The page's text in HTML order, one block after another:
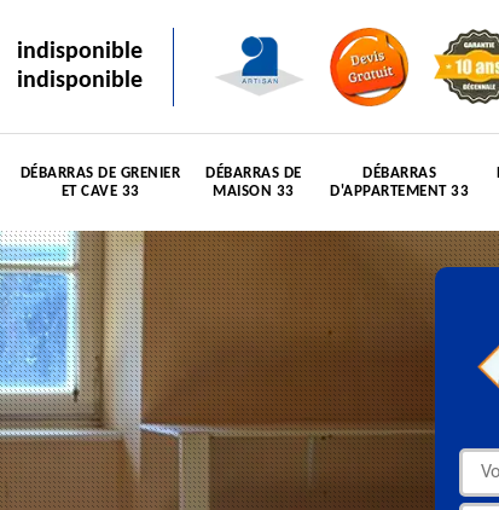
indisponible
indisponible
DÉBARRAS DE GRENIER
ET CAVE 33
DÉBARRAS DE
MAISON 33
DÉBARRAS
D'APPARTEMENT 33